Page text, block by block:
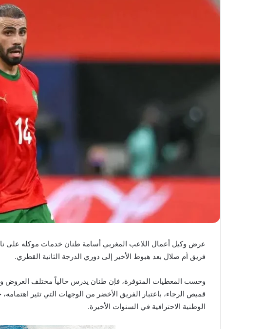
إ
ل
عرض وكيل أعمال اللاعب المغربي أسامة طنان خدمات موكله على
فريق أم صلال بعد هبوط الأخير إلى دوري الدرجة الثانية القطري.
وحسب المعطيات المتوفرة، فإن طنان يدرس حالياً مختلف العروض
قميص الرجاء، باعتبار الفريق الأخضر من الوجهات التي تثير
الوطنية الاحترافية في السنوات الأخيرة.